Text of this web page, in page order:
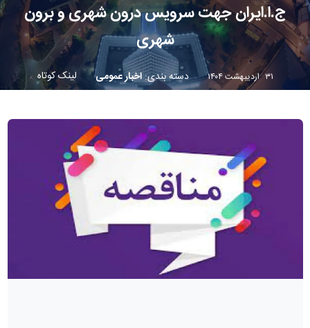
ج.ا.ایران جهت سرویس درون شهری و برون
شهری
۳۱ اردیبهشت ۱۴۰۴ دسته بندی:اخبار عمومی لینک کوتاه